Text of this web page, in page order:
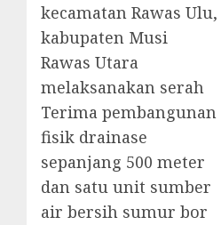
kecamatan Rawas Ulu,
kabupaten Musi
Rawas Utara
melaksanakan serah
Terima pembangunan
fisik drainase
sepanjang 500 meter
dan satu unit sumber
air bersih sumur bor